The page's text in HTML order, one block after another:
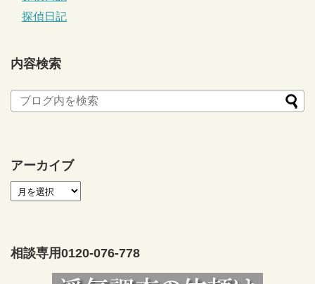
探偵日記
内容検索
アーカイブ
相談専用0120-076-778